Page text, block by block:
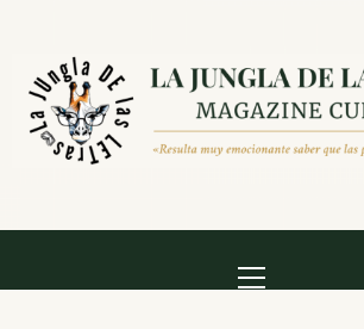
contenido
Menú
principal